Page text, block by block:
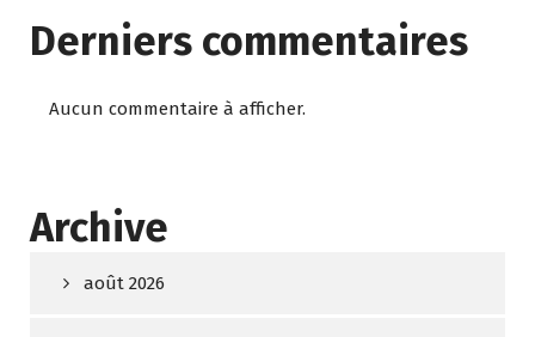
Derniers commentaires
Aucun commentaire à afficher.
Archive
août 2026